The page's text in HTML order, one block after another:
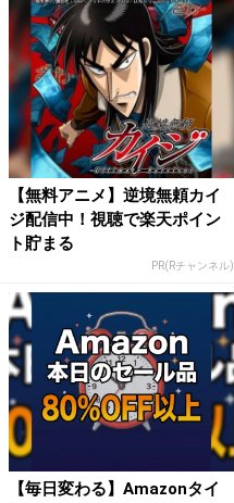
【無料アニメ】逆境無頼カイ
ジ配信中！視聴で楽天ポイン
ト貯まる
PR(Rチャンネル)
【毎日変わる】Amazonタイ